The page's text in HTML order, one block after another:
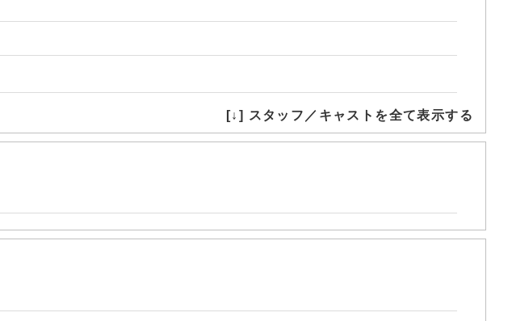
[↓] スタッフ／キャストを全て表示する